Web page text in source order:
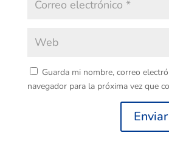
Guarda mi nombre, correo
navegador para la próxima vez que